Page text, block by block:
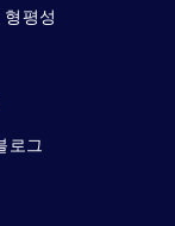
형평성
로그